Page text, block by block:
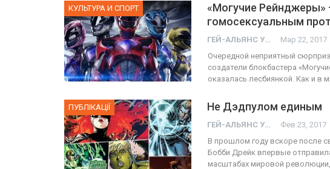
КУЛЬТУРА И СПОРТ
«Могучие Рейнджеры»
гомосексуальным
ГЕЙ-АЛЬЯНС УКРАИНА Мар 22, 2017
Очередной неприятный
создатели блокбастера
оказалась лесбиянкой. Как и в
ПУБЛІКАЦІЇ Не Дэдпулом единым
ГЕЙ-АЛЬЯНС УКРАИНА Фев 23, 2017
В прошлом году вскоре после
Бобби Дрейк впервые
масштабах мировой революции,
Июл 27, 2017 0